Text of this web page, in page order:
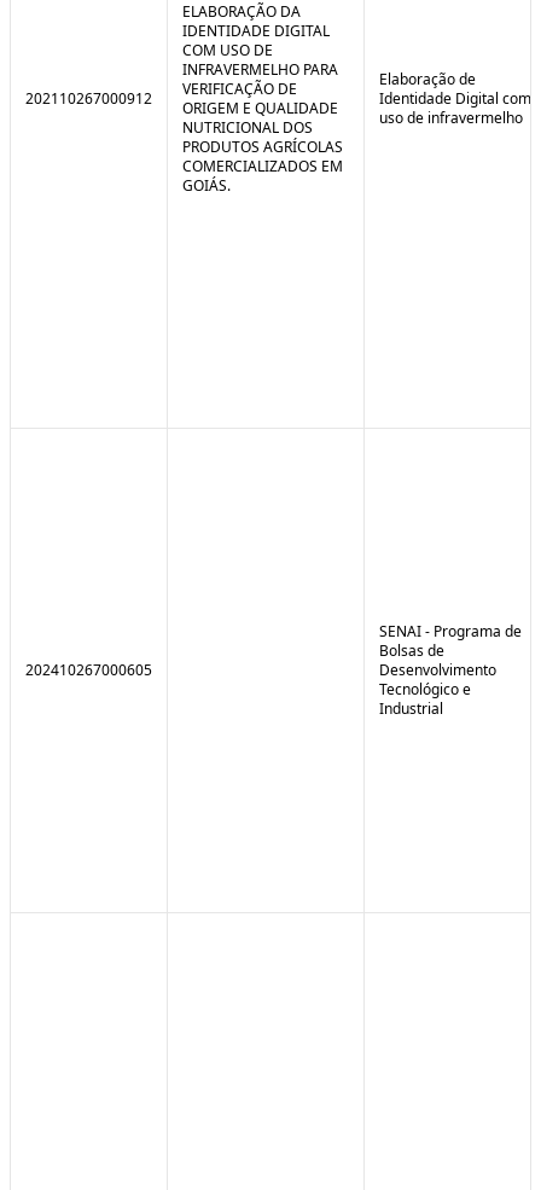
202110267000912
ELABORAÇÃO DA
IDENTIDADE DIGITAL
COM USO DE
INFRAVERMELHO PARA
VERIFICAÇÃO DE
ORIGEM E QUALIDADE
NUTRICIONAL DOS
PRODUTOS AGRÍCOLAS
COMERCIALIZADOS EM
GOIÁS.
Elaboração de
Identidade Digital com
uso de infravermelho
202410267000605
SENAI - Programa de
Bolsas de
Desenvolvimento
Tecnológico e
Industrial